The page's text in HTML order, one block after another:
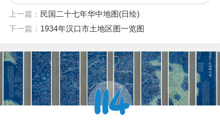
上一篇： 民国二十七年华中地图(日绘)
下一篇： 1934年汉口市土地区图一览图